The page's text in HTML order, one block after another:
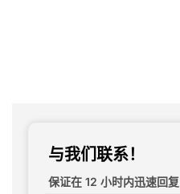
与我们联系！
保证在 12 小时内迅速回复